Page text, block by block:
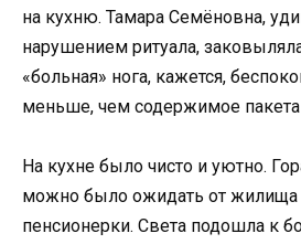
на кухню. Тамара Семёновна,
нарушением ритуала,
«больная» нога, кажется,
меньше, чем содержимое пакета
На кухне было чисто и уютно.
можно было ожидать от жилища
пенсионерки. Света подошла к